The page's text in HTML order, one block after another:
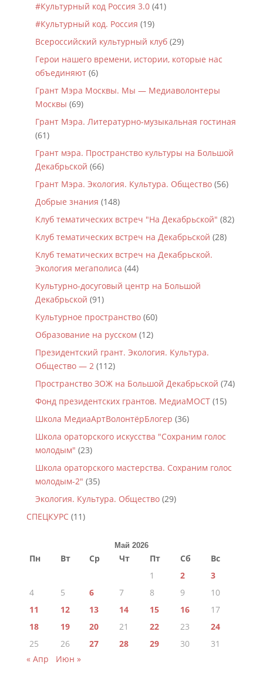
#Культурный код Россия 3.0(41)
#Культурный код. Россия (19)
Всероссийский культурный клуб(29)
Герои нашего времени, истории, которые нас
объединяют(6)
Грант Мэра Москвы. Мы — Медиаволонтеры
Москвы (69)
Грант Мэра. Литературно-музыкальная гостиная
(61)
Грант мэра. Пространство культуры на Большой
Декабрьской (66)
Грант Мэра. Экология. Культура. Общество(56)
Добрые знания (148)
Клуб тематических встреч "На Декабрьской" (82)
Клуб тематических встреч на Декабрьской (28)
Клуб тематических встреч на Декабрьской.
Экология мегаполиса (44)
Культурно-досуговый центр на Большой
Декабрьской (91)
Культурное пространство(60)
Образование на русском (12)
Президентский грант. Экология. Культура.
Общество — 2(112)
Пространство ЗОЖ на Большой Декабрьской (74)
Фонд президентских грантов. МедиаМОСТ(15)
Школа МедиаАртВолонтёрБлогер (36)
Школа ораторского искусства "Сохраним голос
молодым" (23)
Школа ораторского мастерства. Сохраним голос
молодым-2" (35)
Экология. Культура. Общество(29)
СПЕЦКУРС(11)
Май 2026
Пн Вт Ср Чт Пт Сб
Вс
1
2
3
4
5 6 7 8 9
10
11
12 13 14 15 16
17
18
19 20 21 22 23
24
25
26 27 28 29 30
31
« Апр
Июн »